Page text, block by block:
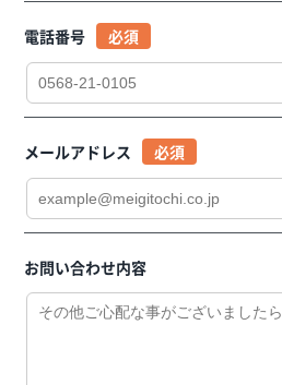
電話番号
メールアドレス
お問い合わせ内容